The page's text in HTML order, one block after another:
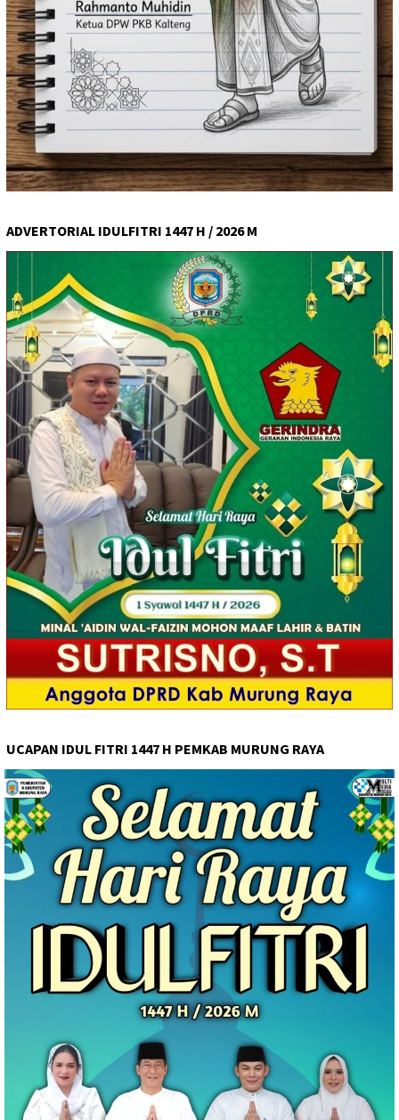
ADVERTORIAL IDULFITRI 1447 H / 2026 M
UCAPAN IDUL FITRI 1447 H PEMKAB MURUNG RAYA